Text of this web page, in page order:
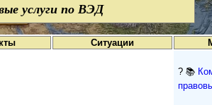
услуги по ВЭД
Ситуации
? 📚